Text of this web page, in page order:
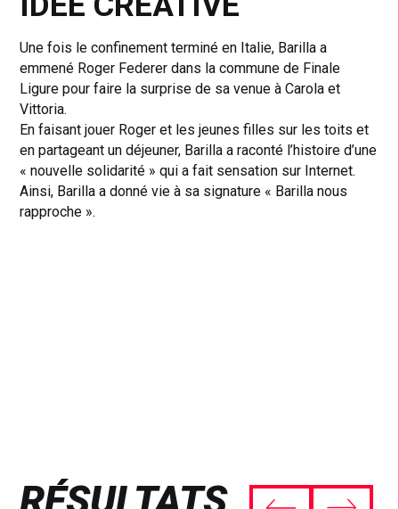
Une fois le confinement terminé en Italie, Barilla a
emmené Roger Federer dans la commune de Finale
Ligure pour faire la surprise de sa venue à Carola et
Vittoria.
En faisant jouer Roger et les jeunes filles sur les toits et
en partageant un déjeuner, Barilla a raconté l’histoire d’une
« nouvelle solidarité » qui a fait sensation sur Internet.
Ainsi, Barilla a donné vie à sa signature « Barilla nous
rapproche ».